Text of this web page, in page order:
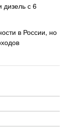
с 6
в России, но